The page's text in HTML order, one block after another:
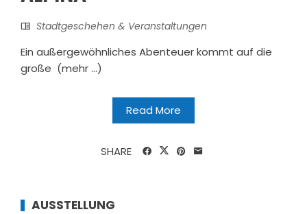
Stadtgeschehen & Veranstaltungen
Ein außergewöhnliches Abenteuer kommt auf die
große (mehr …)
Read More
SHARE
AUSSTELLUNG